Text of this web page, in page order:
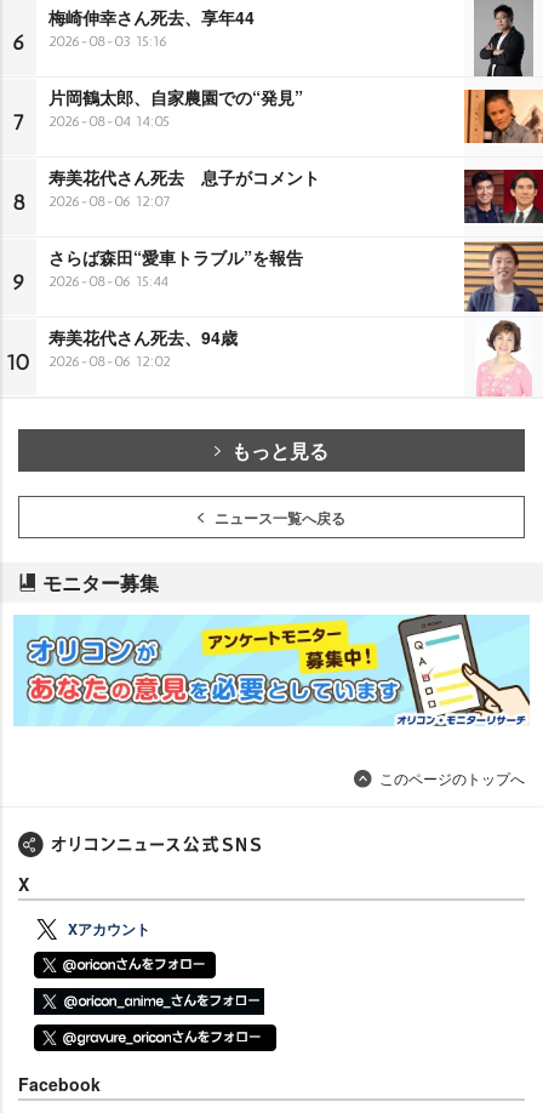
6
梅崎伸幸さん死去、享年44
2026-08-03 15:16
7
片岡鶴太郎、自家農園での“発見”
2026-08-04 14:05
8
寿美花代さん死去 息子がコメント
2026-08-06 12:07
9
さらば森田“愛車トラブル”を報告
2026-08-06 15:44
10
寿美花代さん死去、94歳
2026-08-06 12:02
もっと見る
ニュース一覧へ戻る
モニター募集
このページのトップへ
X
Xアカウント
Facebook